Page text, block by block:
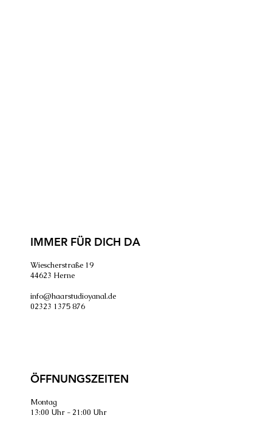
IMMER FÜR DICH DA
Wiescherstraße 19
44623 Herne
info@haarstudioyanal.de
02323 1375 876
ÖFFNUNGSZEITEN
Montag
13:00 Uhr - 21:00 Uhr